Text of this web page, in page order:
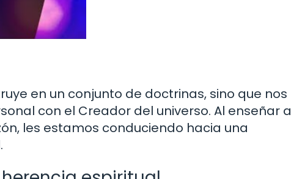
en un conjunto de doctrinas, sino que nos
con el Creador del universo. Al enseñar a
les estamos conduciendo hacia una